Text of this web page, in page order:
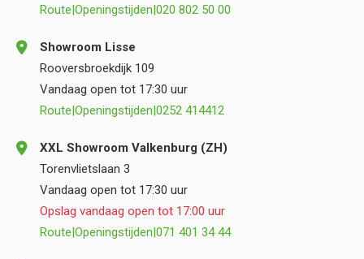
Route|Openingstijden|020 802 50 00
Showroom Lisse
Rooversbroekdijk 109
Vandaag open tot 17:30 uur
Route|Openingstijden|0252 414412
XXL Showroom Valkenburg (ZH)
Torenvlietslaan 3
Vandaag open tot 17:30 uur
Opslag vandaag open tot 17:00 uur
Route|Openingstijden|071 401 34 44